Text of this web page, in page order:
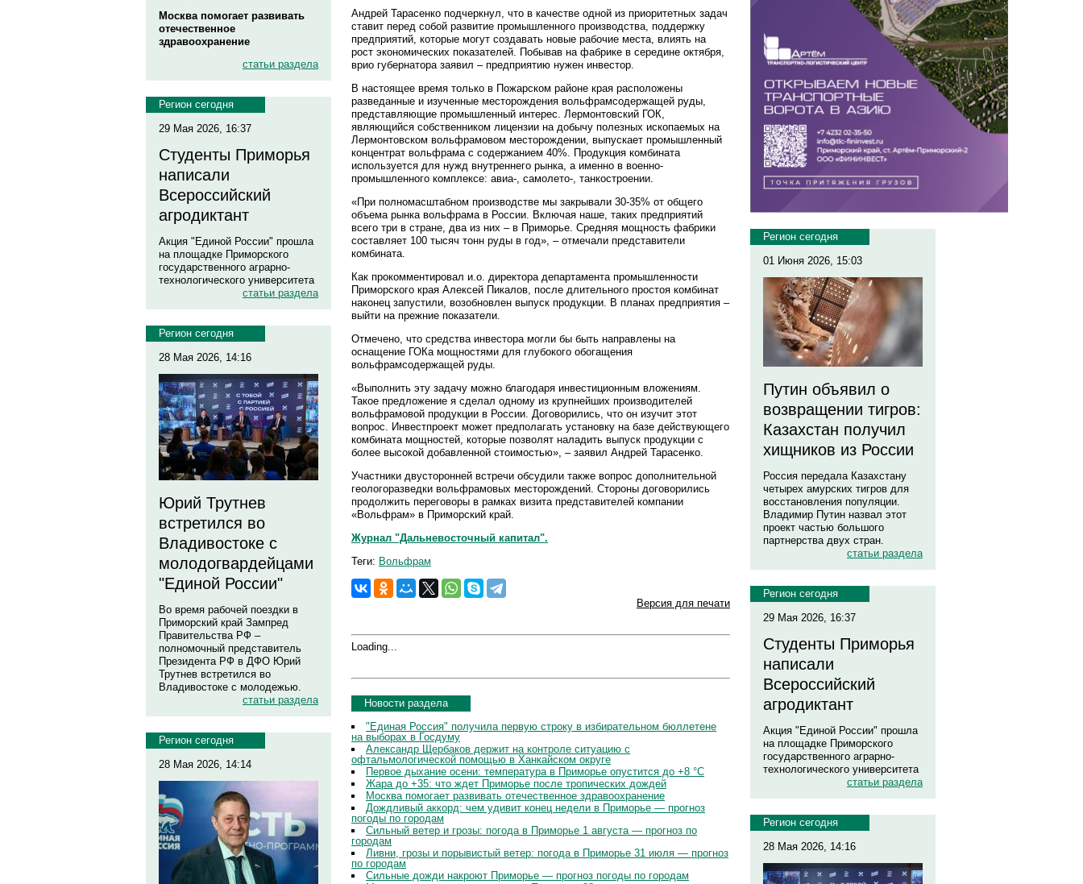
Москва помогает развивать
отечественное
здравоохранение
статьи раздела
Регион сегодня
29 Мая 2026, 16:37
Студенты Приморья
написали
Всероссийский
агродиктант
Акция "Единой России" прошла
на площадке Приморского
государственного аграрно-
технологического университета
статьи раздела
Регион сегодня
28 Мая 2026, 14:16
Юрий Трутнев
встретился во
Владивостоке с
молодогвардейцами
"Единой России"
Во время рабочей поездки в
Приморский край Зампред
Правительства РФ –
полномочный представитель
Президента РФ в ДФО Юрий
Трутнев встретился во
Владивостоке с молодежью.
статьи раздела
Регион сегодня
28 Мая 2026, 14:14
Андрей Тарасенко подчеркнул, что в качестве одной из приоритетных задач
ставит перед собой развитие промышленного производства, поддержку
предприятий, которые могут создавать новые рабочие места, влиять на
рост экономических показателей. Побывав на фабрике в середине октября,
врио губернатора заявил – предприятию нужен инвестор.
В настоящее время только в Пожарском районе края расположены
разведанные и изученные месторождения вольфрамсодержащей руды,
представляющие промышленный интерес. Лермонтовский ГОК,
являющийся собственником лицензии на добычу полезных ископаемых на
Лермонтовском вольфрамовом месторождении, выпускает промышленный
концентрат вольфрама с содержанием 40%. Продукция комбината
используется для нужд внутреннего рынка, а именно в военно-
промышленного комплексе: авиа-, самолето-, танкостроении.
«При полномасштабном производстве мы закрывали 30-35% от общего
объема рынка вольфрама в России. Включая наше, таких предприятий
всего три в стране, два из них – в Приморье. Средняя мощность фабрики
составляет 100 тысяч тонн руды в год», – отмечали представители
комбината.
Как прокомментировал и.о. директора департамента промышленности
Приморского края Алексей Пикалов, после длительного простоя комбинат
наконец запустили, возобновлен выпуск продукции. В планах предприятия –
выйти на прежние показатели.
Отмечено, что средства инвестора могли бы быть направлены на
оснащение ГОКа мощностями для глубокого обогащения
вольфрамсодержащей руды.
«Выполнить эту задачу можно благодаря инвестиционным вложениям.
Такое предложение я сделал одному из крупнейших производителей
вольфрамовой продукции в России. Договорились, что он изучит этот
вопрос. Инвестпроект может предполагать установку на базе действующего
комбината мощностей, которые позволят наладить выпуск продукции с
более высокой добавленной стоимостью», – заявил Андрей Тарасенко.
Участники двусторонней встречи обсудили также вопрос дополнительной
геологоразведки вольфрамовых месторождений. Стороны договорились
продолжить переговоры в рамках визита представителей компании
«Вольфрам» в Приморский край.
Журнал "Дальневосточный капитал".
Теги: Вольфрам
Версия для печати
Loading...
Новости раздела
"Единая Россия" получила первую строку в избирательном бюллетене
на выборах в Госдуму
Александр Щербаков держит на контроле ситуацию с
офтальмологической помощью в Ханкайском округе
Первое дыхание осени: температура в Приморье опустится до +8 °C
Жара до +35: что ждет Приморье после тропических дождей
Москва помогает развивать отечественное здравоохранение
Дождливый аккорд: чем удивит конец недели в Приморье — прогноз
погоды по городам
Сильный ветер и грозы: погода в Приморье 1 августа — прогноз по
городам
Ливни, грозы и порывистый ветер: погода в Приморье 31 июля — прогноз
по городам
Сильные дожди накроют Приморье — прогноз погоды по городам
Регион сегодня
01 Июня 2026, 15:03
Путин объявил о
возвращении тигров:
Казахстан получил
хищников из России
Россия передала Казахстану
четырех амурских тигров для
восстановления популяции.
Владимир Путин назвал этот
проект частью большого
партнерства двух стран.
статьи раздела
Регион сегодня
29 Мая 2026, 16:37
Студенты Приморья
написали
Всероссийский
агродиктант
Акция "Единой России" прошла
на площадке Приморского
государственного аграрно-
технологического университета
статьи раздела
Регион сегодня
28 Мая 2026, 14:16